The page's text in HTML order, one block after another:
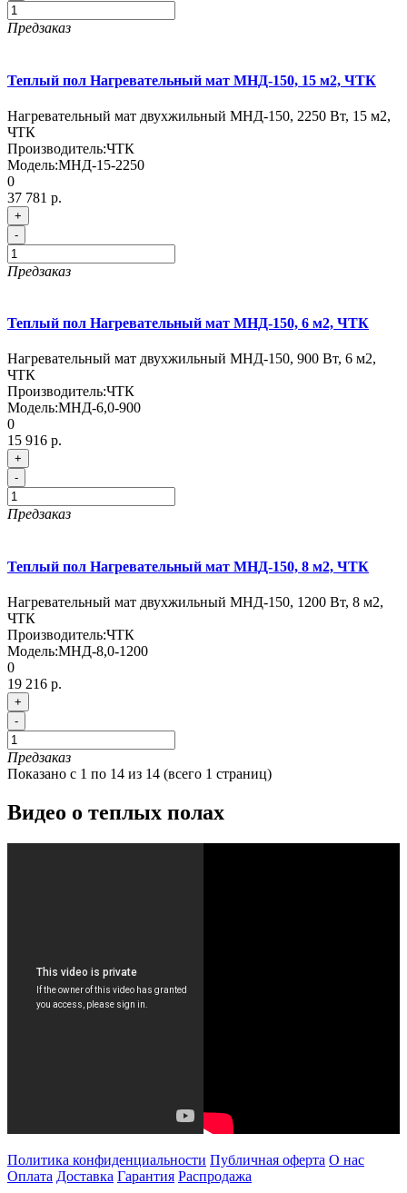
Предзаказ
Теплый пол Нагревательный мат МНД-150, 15 м2, ЧТК
Нагревательный мат двухжильный МНД-150, 2250 Вт, 15 м2,
ЧТК
Производитель:ЧТК
Модель:МНД-15-2250
0
37 781 р.
+
-
Предзаказ
Теплый пол Нагревательный мат МНД-150, 6 м2, ЧТК
Нагревательный мат двухжильный МНД-150, 900 Вт, 6 м2,
ЧТК
Производитель:ЧТК
Модель:МНД-6,0-900
0
15 916 р.
+
-
Предзаказ
Теплый пол Нагревательный мат МНД-150, 8 м2, ЧТК
Нагревательный мат двухжильный МНД-150, 1200 Вт, 8 м2,
ЧТК
Производитель:ЧТК
Модель:МНД-8,0-1200
0
19 216 р.
+
-
Предзаказ
Показано с 1 по 14 из 14 (всего 1 страниц)
Видео о теплых полах
Политика конфиденциальности Публичная оферта О нас
Оплата Доставка Гарантия Распродажа